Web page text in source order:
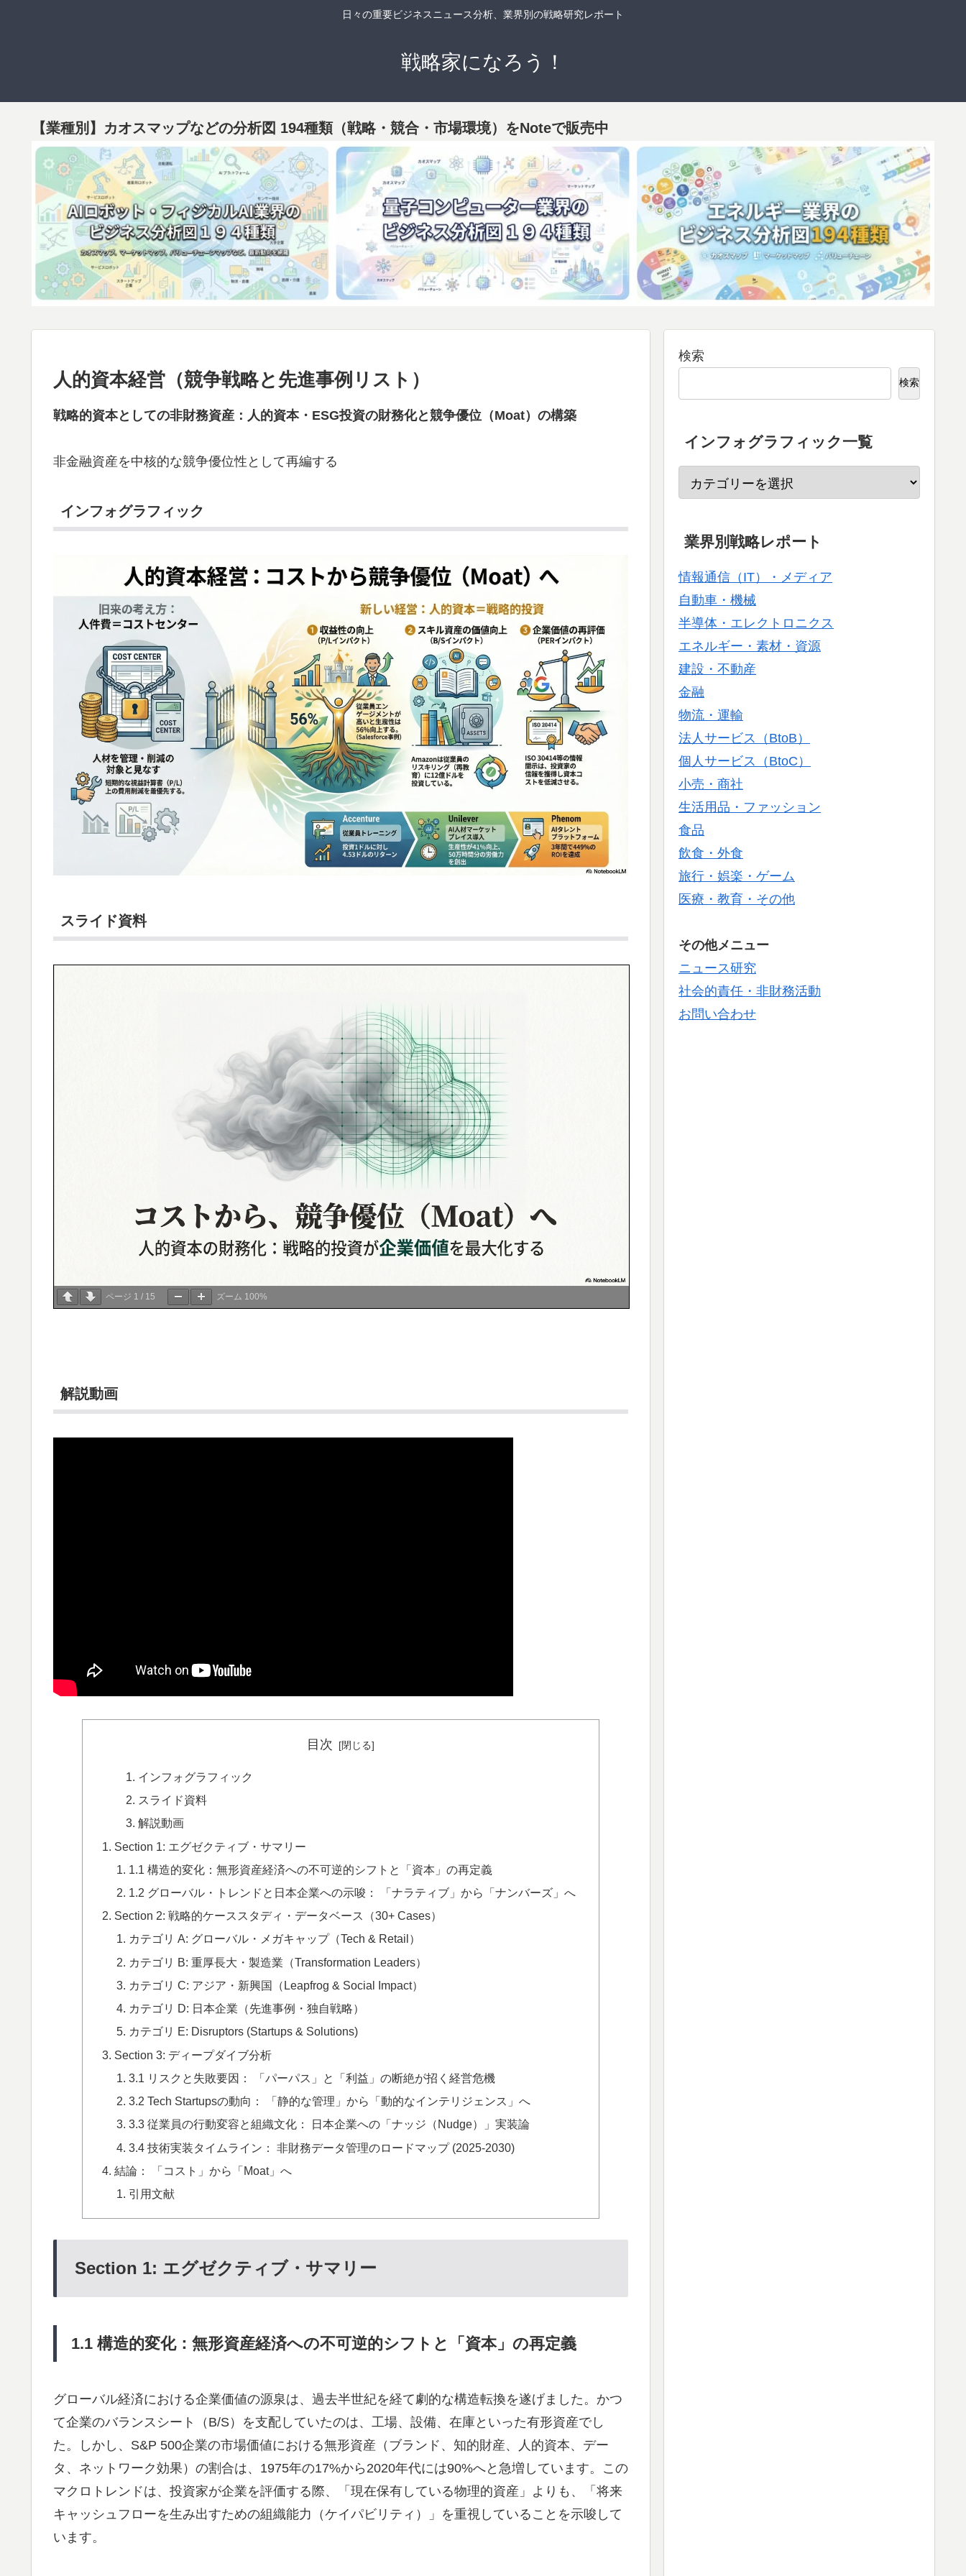
日々の重要ビジネスニュース分析、業界別の戦略研究レポート
戦略家になろう！
【業種別】カオスマップなどの分析図 194種類（戦略・競合・市場環境）をNoteで販売中
人的資本経営（競争戦略と先進事例リスト）
戦略的資本としての非財務資産：人的資本・ESG投資の財務化と競争優位（Moat）の構築
非金融資産を中核的な競争優位性として再編する
インフォグラフィック
スライド資料
ページ 1 / 15 ズーム 100%
解説動画
目次
インフォグラフィック
スライド資料
解説動画
Section 1: エグゼクティブ・サマリー
1.1 構造的変化：無形資産経済への不可逆的シフトと「資本」の再定義
1.2 グローバル・トレンドと日本企業への示唆： 「ナラティブ」から「ナンバーズ」へ
Section 2: 戦略的ケーススタディ・データベース（30+ Cases）
カテゴリ A: グローバル・メガキャップ（Tech & Retail）
カテゴリ B: 重厚長大・製造業（Transformation Leaders）
カテゴリ C: アジア・新興国（Leapfrog & Social Impact）
カテゴリ D: 日本企業（先進事例・独自戦略）
カテゴリ E: Disruptors (Startups & Solutions)
Section 3: ディープダイブ分析
3.1 リスクと失敗要因： 「パーパス」と「利益」の断絶が招く経営危機
3.2 Tech Startupsの動向： 「静的な管理」から「動的なインテリジェンス」へ
3.3 従業員の行動変容と組織文化： 日本企業への「ナッジ（Nudge）」実装論
3.4 技術実装タイムライン： 非財務データ管理のロードマップ (2025-2030)
結論： 「コスト」から「Moat」へ
引用文献
Section 1: エグゼクティブ・サマリー
1.1 構造的変化：無形資産経済への不可逆的シフトと「資本」の再定義
グローバル経済における企業価値の源泉は、過去半世紀を経て劇的な構造転換を遂げました。かつ
て企業のバランスシート（B/S）を支配していたのは、工場、設備、在庫といった有形資産でし
た。しかし、S&P 500企業の市場価値における無形資産（ブランド、知的財産、人的資本、デー
タ、ネットワーク効果）の割合は、1975年の17%から2020年代には90%へと急増しています。この
マクロトレンドは、投資家が企業を評価する際、「現在保有している物理的資産」よりも、「将来
キャッシュフローを生み出すための組織能力（ケイパビリティ）」を重視していることを示唆して
います。
検索
検索
インフォグラフィック一覧
業界別戦略レポート
情報通信（IT）・メディア
自動車・機械
半導体・エレクトロニクス
エネルギー・素材・資源
建設・不動産
金融
物流・運輸
法人サービス（BtoB）
個人サービス（BtoC）
小売・商社
生活用品・ファッション
食品
飲食・外食
旅行・娯楽・ゲーム
医療・教育・その他
その他メニュー
ニュース研究
社会的責任・非財務活動
お問い合わせ